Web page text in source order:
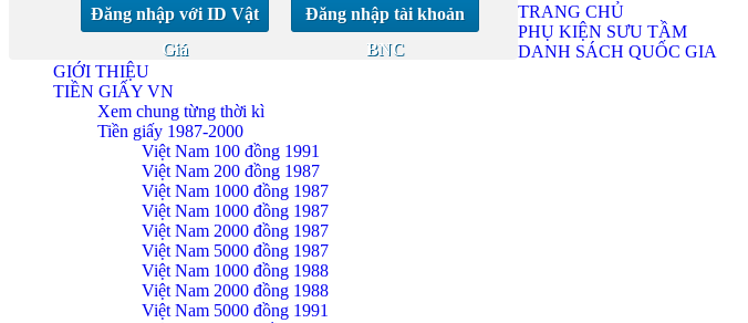
Đăng nhập với ID Vật
Giá
Đăng nhập tài khoản
BNC
TRANG CHỦ
PHỤ KIỆN SƯU TẦM
DANH SÁCH QUỐC GIA
GIỚI THIỆU
TIỀN GIẤY VN
Xem chung từng thời kì
Tiền giấy 1987-2000
Việt Nam 100 đồng 1991
Việt Nam 200 đồng 1987
Việt Nam 1000 đồng 1987
Việt Nam 1000 đồng 1987
Việt Nam 2000 đồng 1987
Việt Nam 5000 đồng 1987
Việt Nam 1000 đồng 1988
Việt Nam 2000 đồng 1988
Việt Nam 5000 đồng 1991